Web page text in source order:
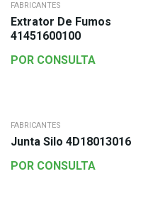
FABRICANTES
Extrator De Fumos
41451600100
POR CONSULTA
FABRICANTES
Junta Silo 4D18013016
POR CONSULTA